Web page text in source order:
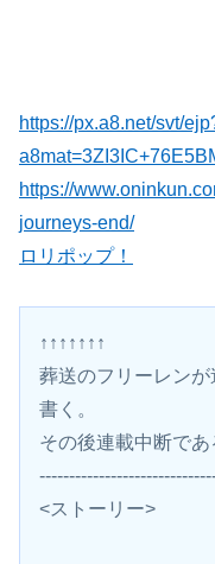
https://px.a8.net/svt/
https://
journeys-end/
ロリポップ！
↑↑↑↑↑↑↑
葬送のフリーレン
書く。
その後連載中断であ
<ストーリー>